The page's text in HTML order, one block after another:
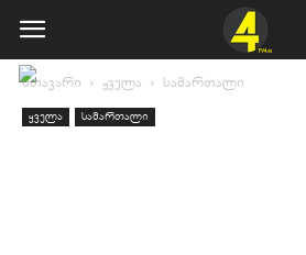
მთავარი ყველა სამართალი
ყველა სამართალი